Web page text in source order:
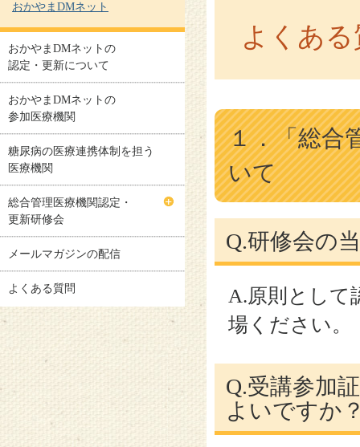
よくあ
１．「総合
いて
Q.研修会の
A.原則として
場ください。
Q.受講参加
よいですか
おかやまDMネット
おかやまDMネットの
認定・更新について
おかやまDMネットの
参加医療機関
糖尿病の医療連携体制を担う
医療機関
総合管理医療機関認定・
更新研修会
メールマガジンの配信
よくある質問